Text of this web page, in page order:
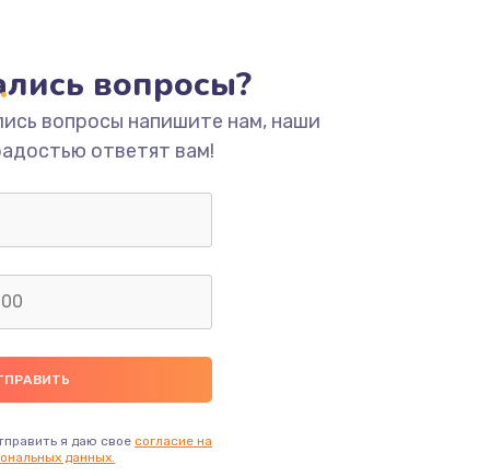
вопросы?
вопросы напишите нам, наши
ответят вам!
я даю свое согласие на
данных.